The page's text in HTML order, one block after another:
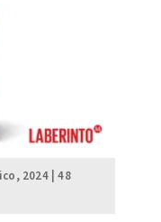
2024 | 48